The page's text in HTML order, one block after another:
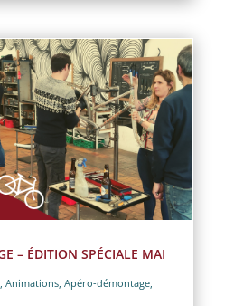
– ÉDITION SPÉCIALE MAI
, Animations, Apéro-démontage,